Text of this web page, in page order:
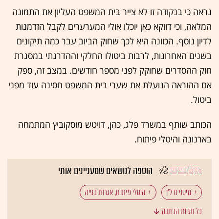
נראה כי בנקודה זו לא צייר בית המשפט העליון את התמונה
המלאה, וכי דווקא כאן יוכלו אולי המערערים לקבל הזדמנות
לדיון נוסף. הכוונה היא לכך שחוק הביוב עבר כמה תיקונים
בשנים האחרונות, לרבות ביטולו החלקי וההדרגתי במסגרת
חוק ההסדרים שחוקק לפני מספר חודשים. במצב זה, ספק
אם ההוראה הנועלת את שערי בית המשפט חסינה עוד מפני
ביטול.
הכותב שותף במשרד פלג, כהן, דויטש מוסקוביץ המתמחה
בארנונה והיטלי פיתוח.
הוספה לנושאים שמעניינים אותי
מיסוי נדל"ן
היטלי פיתוח, אגרות בנייה
כל תגיות הכתבה